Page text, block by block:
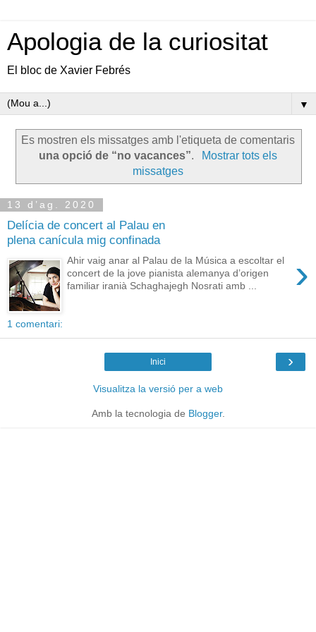
Apologia de la curiositat
El bloc de Xavier Febrés
▼
Es mostren els missatges amb l'etiqueta de comentaris
una opció de “no vacances”.
Mostrar tots els
missatges
13 d’ag. 2020
Delícia de concert al Palau en
plena canícula mig confinada
›
Ahir vaig anar al Palau de la Música a escoltar el
concert de la jove pianista alemanya d’origen
familiar iranià Schaghajegh Nosrati amb ...
1 comentari:
›
Inici
Visualitza la versió per a web
Amb la tecnologia de Blogger.